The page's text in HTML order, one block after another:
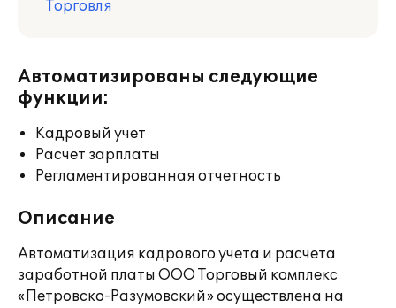
Торговля
Автоматизированы следующие
функции:
Кадровый учет
Расчет зарплаты
Регламентированная отчетность
Описание
Автоматизация кадрового учета и расчета
заработной платы ООО Торговый комплекс
«Петровско-Разумовский» осуществлена на